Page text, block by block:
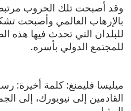
وقد أصبحت تلك الحروب
بالإرهاب العالمي وأصبحت
للبلدان التي تحدث فيها هذه
للمجتمع الدولي بأسره.
ميليسا فليمنغ: كلمة أخيرة:
القادمين إلى نيويورك، إلى